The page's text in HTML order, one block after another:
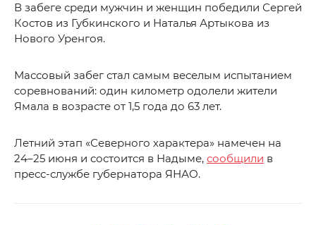
В забеге среди мужчин и женщин победили Сергей
Костов из Губкинского и Наталья Артыкова из
Нового Уренгоя.
Массовый забег стал самым веселым испытанием
соревнований: один километр одолели жители
Ямала в возрасте от 1,5 года до 63 лет.
Летний этап «Северного характера» намечен на
24–25 июня и состоится в Надыме, сообщили в
пресс-службе губернатора ЯНАО.